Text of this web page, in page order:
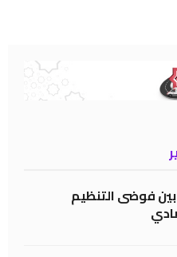
فوضى التنظيم